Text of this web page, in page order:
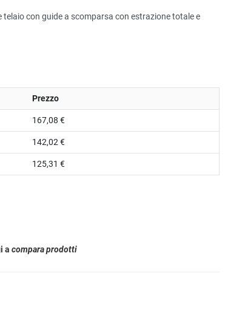
con guide a scomparsa con estrazione totale e
Prezzo
167,08 €
142,02 €
125,31 €
acompara prodotti